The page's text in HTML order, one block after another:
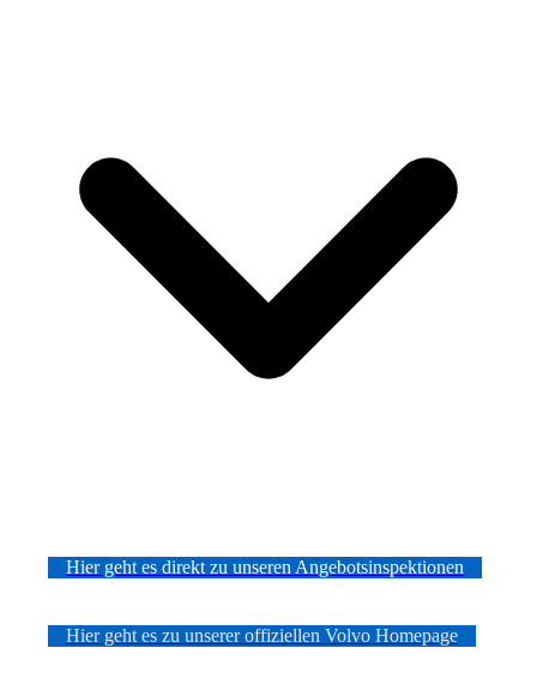
Hier geht es direkt zu unseren Angebotsinspektionen
Hier geht es zu unserer offiziellen Volvo Homepage